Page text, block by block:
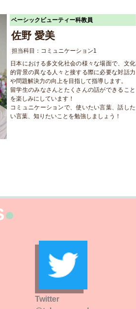
ベーシックビューティー科教員
佐野 愛美
担当科目：コミュニケーション1
日本における多文化社会の様々な場面で、文化
的背景の異なる人々と接する際に必要な対話力
や問題解決力の向上を目指して指導します。
留学生のみなさんとたくさんの話ができること
を楽しみにしています！
コミュニケーションで、使いたい言葉、話した
い言葉、知りたいことを勉強しましょう！
●
Twitter